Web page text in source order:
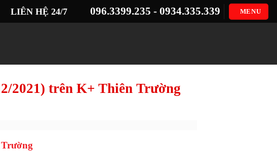
LIÊN HỆ 24/7 096.3399.235 - 0934.335.339 MENU
2021) trên K+ Thiên Trường
Trường